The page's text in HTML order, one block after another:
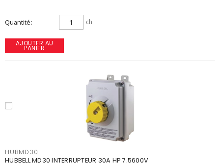
Quantité ch
AJOUTER AU
PANIER
HUBMD30
HUBBELL MD30 INTERRUPTEUR 30A HP 7.5600V